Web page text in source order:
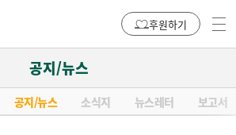
후원하기
공지/뉴스
공지/뉴스 소식지 뉴스레터 보고서